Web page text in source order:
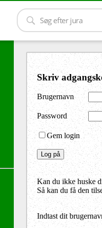
Skriv
Brugernavn
Password
Gem login
Kan du ikke huske
Så kan du få den
Indtast dit